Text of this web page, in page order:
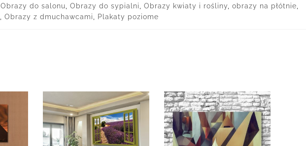
Obrazy do salonu, Obrazy do sypialni, Obrazy kwiaty i rośliny, obrazy na płótnie,
, Obrazy z dmuchawcami, Plakaty poziome